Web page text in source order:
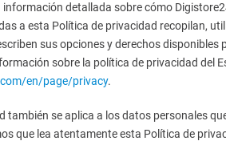
detallada sobre cómo
a esta Política de privacidad recopilan,
sus opciones y derechos
sobre la política de privacidad del
en/page/privacy.
también se aplica a los datos personales
que lea atentamente esta Política de